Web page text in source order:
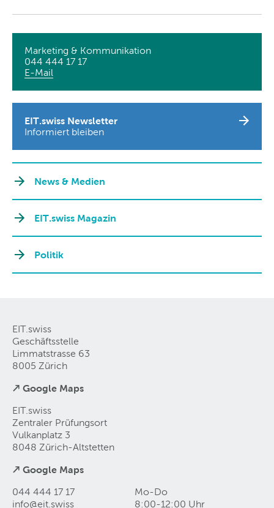
Marketing & Kommunikation
044 444 17 17
E-Mail
EIT.swiss Newsletter
Informiert bleiben
News & Medien
EIT.swiss Magazin
Politik
EIT.swiss
Geschäftsstelle
Limmatstrasse 63
8005 Zürich
↗ Google Maps
EIT.swiss
Zentraler Prüfungsort
Vulkanplatz 3
8048 Zürich-Altstetten
↗ Google Maps
044 444 17 17
info@eit swiss
Mo-Do
8:00-12:00 Uhr